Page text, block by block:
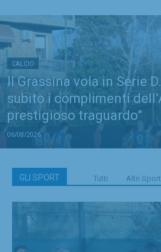
CALCIO
Il Grassina vola in Serie
subito i complimenti
prestigioso traguardo”
06/08/2026
GLI SPORT Tutti Altri Sport